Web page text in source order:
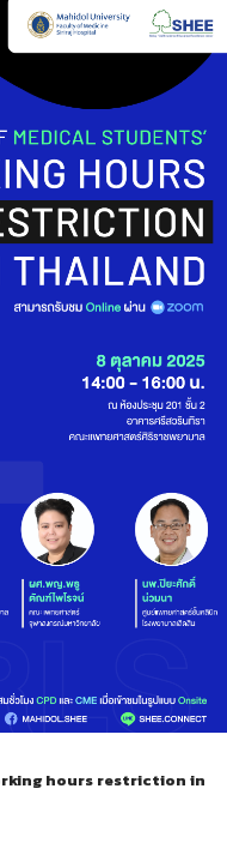
hours restriction in